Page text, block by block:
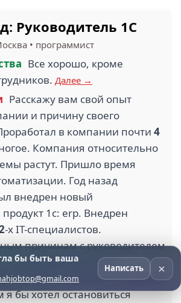
Руководитель 1С
• программист
Все хорошо, кроме
Далее →
Расскажу вам свой опыт
и причину своего
в компании почти 4
Компания относительно
растут. Пришло время
Год назад
внедрен новый
1с: erp. Внедрен
-х IT-специалистов.
причинам с руководителем
компании пришлось
пришел новый руководитель
я бы хотел остановиться
бы быть ваша
Написать ×